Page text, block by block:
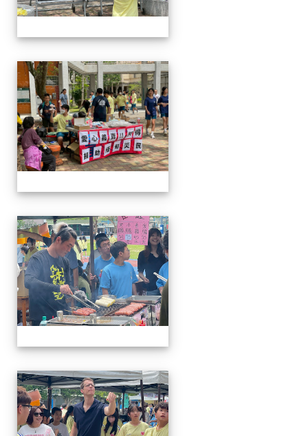
114-04-19園遊會
114-04-19園遊會
114-04-19園遊會